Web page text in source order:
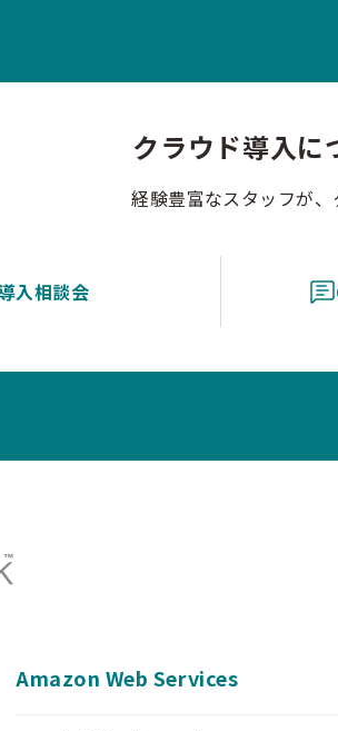
クラウド導入に
経験豊富なスタッフが
入相談会
Amazon Web Services